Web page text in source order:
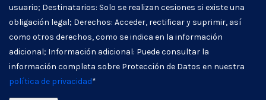
usuario; Destinatarios: Solo se realizan cesiones si existe una
obligación legal; Derechos: Acceder, rectificar y suprimir, así
como otros derechos, como se indica en la información
adicional; Información adicional: Puede consultar la
información completa sobre Protección de Datos en nuestra
política de privacidad*